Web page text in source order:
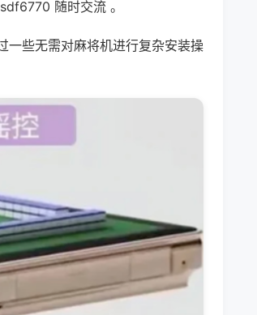
随时交流 。
一些无需对麻将机进行复杂安装操